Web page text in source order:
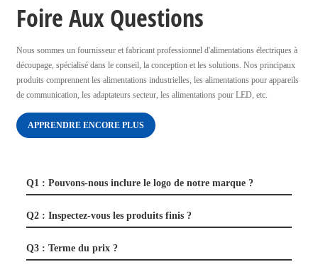
Foire Aux Questions
Nous sommes un fournisseur et fabricant professionnel d'alimentations électriques à
découpage, spécialisé dans le conseil, la conception et les solutions. Nos principaux
produits comprennent les alimentations industrielles, les alimentations pour appareils
de communication, les adaptateurs secteur, les alimentations pour LED, etc.
APPRENDRE ENCORE PLUS
Q1 : Pouvons-nous inclure le logo de notre marque ?
Q2 : Inspectez-vous les produits finis ?
Q3 : Terme du prix ?